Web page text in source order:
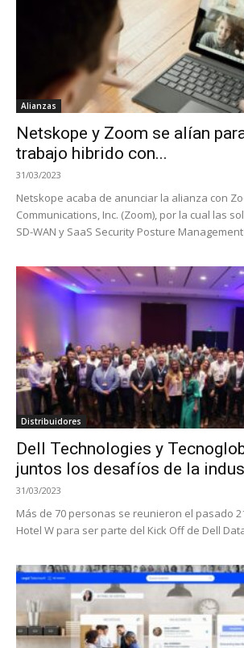
Alianzas
Netskope y Zoom se alían
trabajo hibrido con...
31/03/2023
Netskope acaba de anunciar la alianza con
Communications, Inc. (Zoom), por la cual las
SD-WAN y SaaS Security Posture Management
Distribuidores
Dell Technologies y
juntos los desafíos de la
31/03/2023
Más de 70 personas se reunieron el pasado
Hotel W para ser parte del Kick Off de Dell